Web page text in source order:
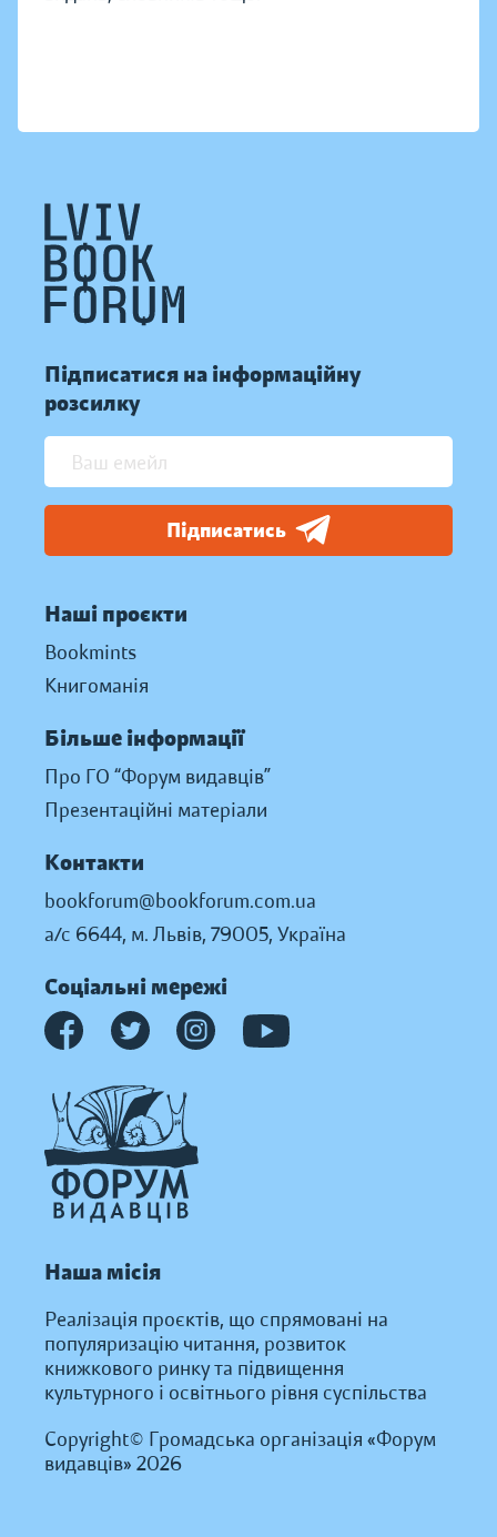
Підписатися на інформаційну
розсилку
Підписатись
Наші проєкти
Bookmints
Книгоманія
Більше інформації
Про ГО “Форум видавців”
Презентаційні матеріали
Контакти
bookforum@bookforum.com.ua
а/с 6644, м. Львів, 79005, Україна
Соціальні мережі
Наша місія
Реалізація проєктів, що спрямовані на
популяризацію читання, розвиток
книжкового ринку та підвищення
культурного і освітнього рівня суспільства
Copyright© Громадська організація «Форум
видавців» 2026